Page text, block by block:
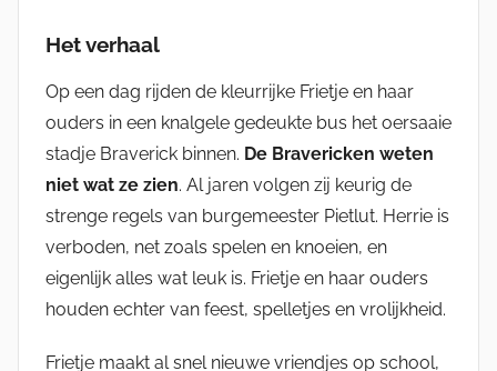
Het verhaal
Op een dag rijden de kleurrijke Frietje en haar
ouders in een knalgele gedeukte bus het oersaaie
stadje Braverick binnen. De Bravericken weten
niet wat ze zien. Al jaren volgen zij keurig de
strenge regels van burgemeester Pietlut. Herrie is
verboden, net zoals spelen en knoeien, en
eigenlijk alles wat leuk is. Frietje en haar ouders
houden echter van feest, spelletjes en vrolijkheid.
Frietje maakt al snel nieuwe vriendjes op school,